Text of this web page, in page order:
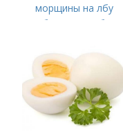
морщины на лбу
(ботокс в лоб)